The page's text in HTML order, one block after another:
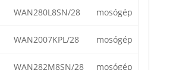
WAN280L8SN/28 mosógép
WAN2007KPL/28 mosógép
WAN282M8SN/28 mosógép